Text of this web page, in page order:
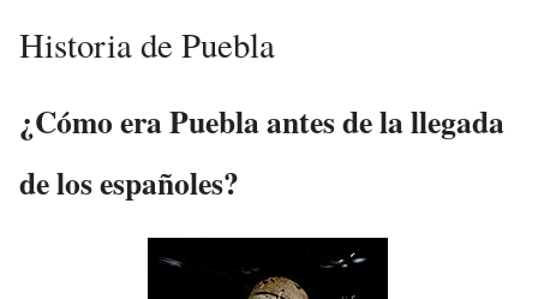
Historia de Puebla
¿Cómo era Puebla antes de la llegada
de los españoles?